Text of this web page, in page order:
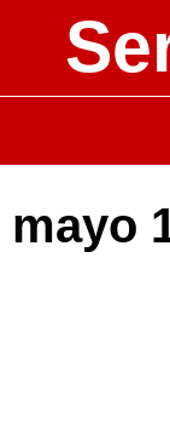
mayo